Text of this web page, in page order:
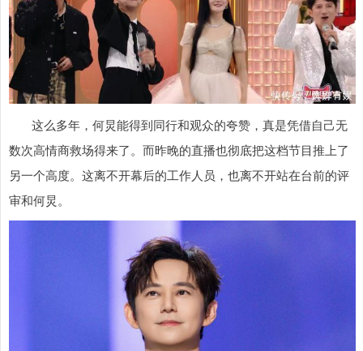
这么多年，何炅能得到同行和观众的夸赞，真是凭借自己无
数次高情商救场得来了。而昨晚的直播也彻底把这档节目推上了
另一个高度。这离不开幕后的工作人员，也离不开站在台前的评
审和何炅。
3940.04 +39.68